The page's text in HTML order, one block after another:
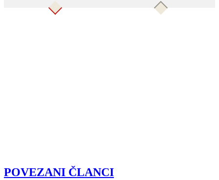
POVEZANI ČLANCI